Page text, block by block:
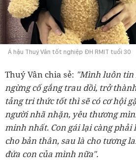
Á hậu Thuý Vân tốt nghiệp ĐH RMIT tuổi 30
Thuý Vân chia sẻ: "Mình luôn
ngừng cố gắng trau dồi, trở
tảng tri thức tốt thì sẽ có cơ hội
người nhã nhặn, yêu thương
minh nhất. Con gái lại càng phải
cho bản thân, sau là cho tương
đứa con của mình nữa".